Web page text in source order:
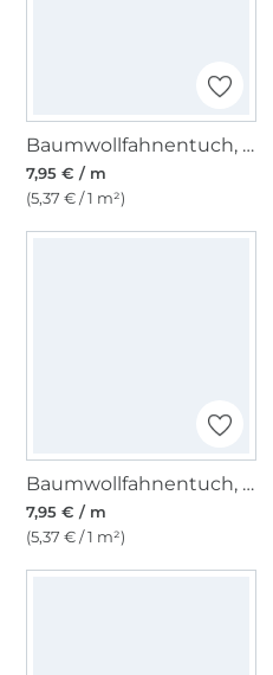
Baumwollfahnentuch, gelb
7,95 € / m
(5,37 € / 1 m²)
Baumwollfahnentuch, kiwigrün
7,95 € / m
(5,37 € / 1 m²)